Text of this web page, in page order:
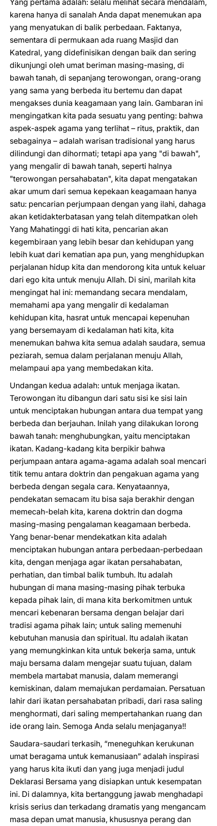
Yang pertama adalah: selalu melihat secara mendalam,
karena hanya di sanalah Anda dapat menemukan apa
yang menyatukan di balik perbedaan. Faktanya,
sementara di permukaan ada ruang Masjid dan
Katedral, yang didefinisikan dengan baik dan sering
dikunjungi oleh umat beriman masing-masing, di
bawah tanah, di sepanjang terowongan, orang-orang
yang sama yang berbeda itu bertemu dan dapat
mengakses dunia keagamaan yang lain. Gambaran ini
mengingatkan kita pada sesuatu yang penting: bahwa
aspek-aspek agama yang terlihat – ritus, praktik, dan
sebagainya – adalah warisan tradisional yang harus
dilindungi dan dihormati; tetapi apa yang "di bawah",
yang mengalir di bawah tanah, seperti halnya
"terowongan persahabatan", kita dapat mengatakan
akar umum dari semua kepekaan keagamaan hanya
satu: pencarian perjumpaan dengan yang ilahi, dahaga
akan ketidakterbatasan yang telah ditempatkan oleh
Yang Mahatinggi di hati kita, pencarian akan
kegembiraan yang lebih besar dan kehidupan yang
lebih kuat dari kematian apa pun, yang menghidupkan
perjalanan hidup kita dan mendorong kita untuk keluar
dari ego kita untuk menuju Allah. Di sini, marilah kita
mengingat hal ini: memandang secara mendalam,
memahami apa yang mengalir di kedalaman
kehidupan kita, hasrat untuk mencapai kepenuhan
yang bersemayam di kedalaman hati kita, kita
menemukan bahwa kita semua adalah saudara, semua
peziarah, semua dalam perjalanan menuju Allah,
melampaui apa yang membedakan kita.
Undangan kedua adalah: untuk menjaga ikatan.
Terowongan itu dibangun dari satu sisi ke sisi lain
untuk menciptakan hubungan antara dua tempat yang
berbeda dan berjauhan. Inilah yang dilakukan lorong
bawah tanah: menghubungkan, yaitu menciptakan
ikatan. Kadang-kadang kita berpikir bahwa
perjumpaan antara agama-agama adalah soal mencari
titik temu antara doktrin dan pengakuan agama yang
berbeda dengan segala cara. Kenyataannya,
pendekatan semacam itu bisa saja berakhir dengan
memecah-belah kita, karena doktrin dan dogma
masing-masing pengalaman keagamaan berbeda.
Yang benar-benar mendekatkan kita adalah
menciptakan hubungan antara perbedaan-perbedaan
kita, dengan menjaga agar ikatan persahabatan,
perhatian, dan timbal balik tumbuh. Itu adalah
hubungan di mana masing-masing pihak terbuka
kepada pihak lain, di mana kita berkomitmen untuk
mencari kebenaran bersama dengan belajar dari
tradisi agama pihak lain; untuk saling memenuhi
kebutuhan manusia dan spiritual. Itu adalah ikatan
yang memungkinkan kita untuk bekerja sama, untuk
maju bersama dalam mengejar suatu tujuan, dalam
membela martabat manusia, dalam memerangi
kemiskinan, dalam memajukan perdamaian. Persatuan
lahir dari ikatan persahabatan pribadi, dari rasa saling
menghormati, dari saling mempertahankan ruang dan
ide orang lain. Semoga Anda selalu menjaganya!!
Saudara-saudari terkasih, “meneguhkan kerukunan
umat beragama untuk kemanusiaan” adalah inspirasi
yang harus kita ikuti dan yang juga menjadi judul
Deklarasi Bersama yang disiapkan untuk kesempatan
ini. Di dalamnya, kita bertanggung jawab menghadapi
krisis serius dan terkadang dramatis yang mengancam
masa depan umat manusia, khususnya perang dan